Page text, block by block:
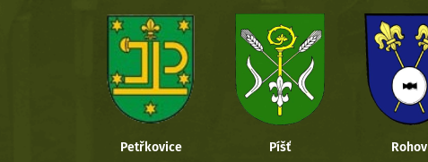
Petřkovice Píšť Rohov